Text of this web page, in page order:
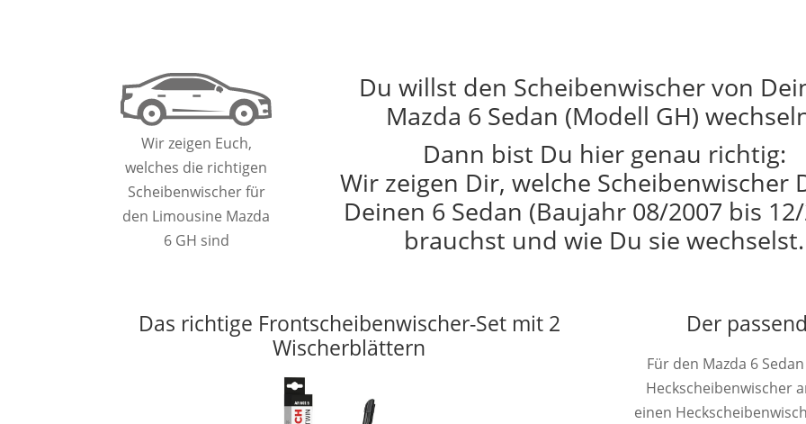
Wir zeigen Euch,
welches die richtigen
Scheibenwischer für
den Limousine Mazda
6 GH sind
Du willst den Scheibenwischer von
Mazda 6 Sedan (Modell GH)
Dann bist Du hier genau richtig:
Wir zeigen Dir, welche Scheibenwischer
Deinen 6 Sedan (Baujahr 08/2007 bis
brauchst und wie Du sie wechselst.
Das richtige Frontscheibenwischer-Set mit 2
Wischerblättern
Der
Für den Mazda 6
Heckscheibenwischer
einen